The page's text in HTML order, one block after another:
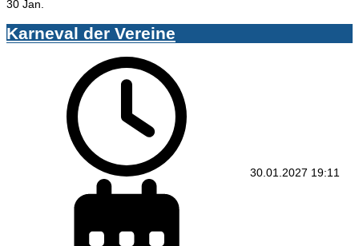
30 Jan.
Karneval der Vereine
30.01.2027 19:11